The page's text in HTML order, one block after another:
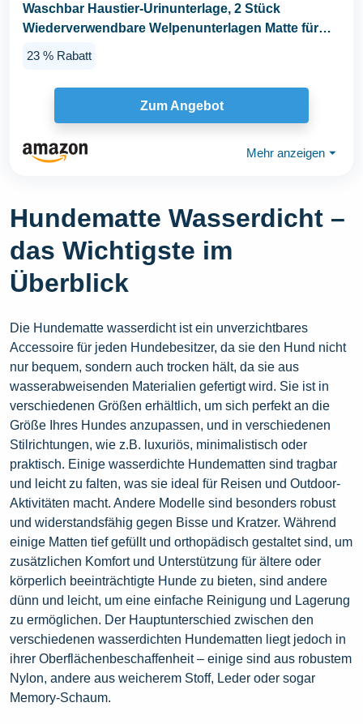
Waschbar Haustier-Urinunterlage, 2 Stück
Wiederverwendbare Welpenunterlagen Matte für
23 % Rabatt
Zum Angebot
Mehr anzeigen ⏷
Hundematte Wasserdicht –
das Wichtigste im
Überblick
Die Hundematte wasserdicht ist ein unverzichtbares
Accessoire für jeden Hundebesitzer, da sie den Hund nicht
nur bequem, sondern auch trocken hält, da sie aus
wasserabweisenden Materialien gefertigt wird. Sie ist in
verschiedenen Größen erhältlich, um sich perfekt an die
Größe Ihres Hundes anzupassen, und in verschiedenen
Stilrichtungen, wie z.B. luxuriös, minimalistisch oder
praktisch. Einige wasserdichte Hundematten sind tragbar
und leicht zu falten, was sie ideal für Reisen und Outdoor-
Aktivitäten macht. Andere Modelle sind besonders robust
und widerstandsfähig gegen Bisse und Kratzer. Während
einige Matten tief gefüllt und orthopädisch gestaltet sind, um
zusätzlichen Komfort und Unterstützung für ältere oder
körperlich beeinträchtigte Hunde zu bieten, sind andere
dünn und leicht, um eine einfache Reinigung und Lagerung
zu ermöglichen. Der Hauptunterschied zwischen den
verschiedenen wasserdichten Hundematten liegt jedoch in
ihrer Oberflächenbeschaffenheit – einige sind aus robustem
Nylon, andere aus weicherem Stoff, Leder oder sogar
Memory-Schaum.